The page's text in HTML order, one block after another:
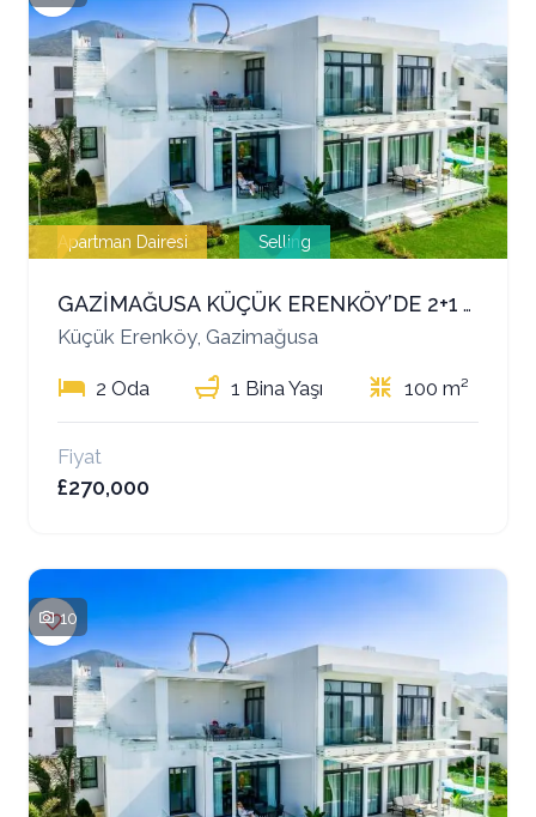
Apartman Dairesi Selling
GAZİMAĞUSA KÜÇÜK ERENKÖY’DE 2+1 TERASLI PENTHOUSE – DENİZE YALNIZCA 200 METRE!
Küçük Erenköy, Gazimağusa
2 Oda 1 Bina Yaşı 100 m²
Fiyat
£270,000
10